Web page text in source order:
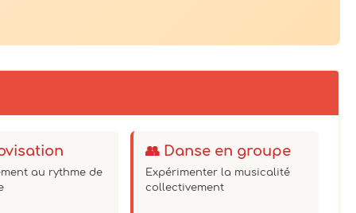
au rythme de
👥 Danse en groupe
Expérimenter la musicalité
collectivement